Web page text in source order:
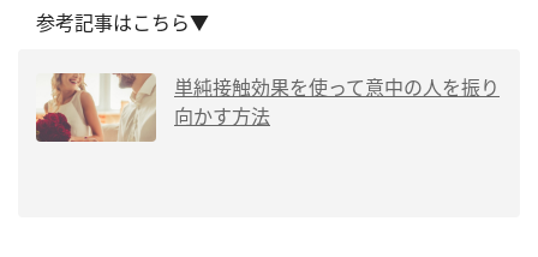
参考記事はこちら▼
単純接触効果を使って意中の人を振り
向かす方法